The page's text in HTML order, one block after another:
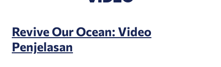
Revive Our Ocean: Video
Penjelasan